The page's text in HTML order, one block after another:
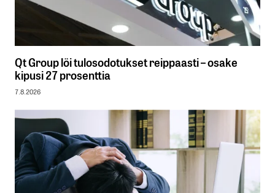
Qt Group löi tulosodotukset reippaasti – osake
kipusi 27 prosenttia
7.8.2026